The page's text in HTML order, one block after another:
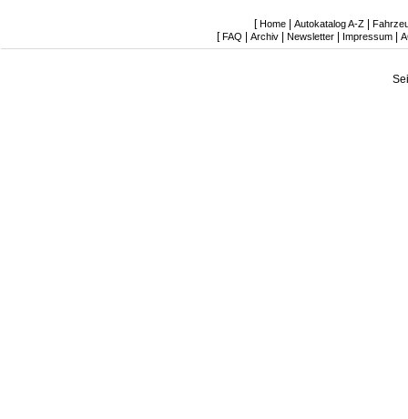
[ Home| Autokatalog A-Z|
[ FAQ Archiv Newsletter Impressum